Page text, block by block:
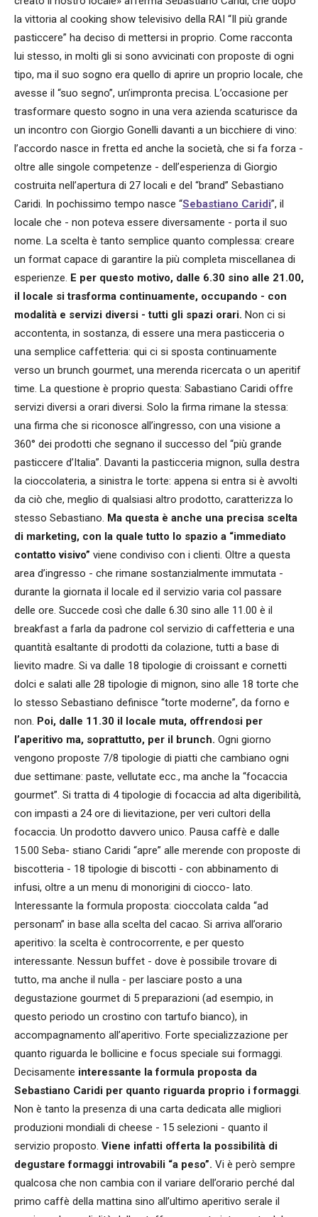
la vittoria al cooking show televisivo della RAI “Il più grande
pasticcere” ha deciso di mettersi in proprio. Come racconta
lui stesso, in molti gli si sono avvicinati con proposte di ogni
tipo, ma il suo sogno era quello di aprire un proprio locale, che
avesse il “suo segno”, un’impronta precisa. L’occasione per
trasformare questo sogno in una vera azienda scaturisce da
un incontro con Giorgio Gonelli davanti a un bicchiere di vino:
l’accordo nasce in fretta ed anche la società, che si fa forza -
oltre alle singole competenze - dell’esperienza di Giorgio
costruita nell’apertura di 27 locali e del “brand” Sebastiano
Caridi. In pochissimo tempo nasce “Sebastiano Caridi”, il
locale che - non poteva essere diversamente - porta il suo
nome. La scelta è tanto semplice quanto complessa: creare
un format capace di garantire la più completa miscellanea di
esperienze. E per questo motivo, dalle 6.30 sino alle 21.00,
il locale si trasforma continuamente, occupando - con
modalità e servizi diversi - tutti gli spazi orari. Non ci si
accontenta, in sostanza, di essere una mera pasticceria o
una semplice caffetteria: qui ci si sposta continuamente
verso un brunch gourmet, una merenda ricercata o un aperitif
time. La questione è proprio questa: Sabastiano Caridi offre
servizi diversi a orari diversi. Solo la firma rimane la stessa:
una firma che si riconosce all’ingresso, con una visione a
360° dei prodotti che segnano il successo del “più grande
pasticcere d’Italia”. Davanti la pasticceria mignon, sulla destra
la cioccolateria, a sinistra le torte: appena si entra si è avvolti
da ciò che, meglio di qualsiasi altro prodotto, caratterizza lo
stesso Sebastiano. Ma questa è anche una precisa scelta
di marketing, con la quale tutto lo spazio a “immediato
contatto visivo” viene condiviso con i clienti. Oltre a questa
area d’ingresso - che rimane sostanzialmente immutata -
durante la giornata il locale ed il servizio varia col passare
delle ore. Succede così che dalle 6.30 sino alle 11.00 è il
breakfast a farla da padrone col servizio di caffetteria e una
quantità esaltante di prodotti da colazione, tutti a base di
lievito madre. Si va dalle 18 tipologie di croissant e cornetti
dolci e salati alle 28 tipologie di mignon, sino alle 18 torte che
lo stesso Sebastiano definisce “torte moderne”, da forno e
non. Poi, dalle 11.30 il locale muta, offrendosi per
l’aperitivo ma, soprattutto, per il brunch. Ogni giorno
vengono proposte 7/8 tipologie di piatti che cambiano ogni
due settimane: paste, vellutate ecc., ma anche la “focaccia
gourmet”. Si tratta di 4 tipologie di focaccia ad alta digeribilità,
con impasti a 24 ore di lievitazione, per veri cultori della
focaccia. Un prodotto davvero unico. Pausa caffè e dalle
15.00 Seba- stiano Caridi “apre” alle merende con proposte di
biscotteria - 18 tipologie di biscotti - con abbinamento di
infusi, oltre a un menu di monorigini di ciocco- lato.
Interessante la formula proposta: cioccolata calda “ad
personam” in base alla scelta del cacao. Si arriva all’orario
aperitivo: la scelta è controcorrente, e per questo
interessante. Nessun buffet - dove è possibile trovare di
tutto, ma anche il nulla - per lasciare posto a una
degustazione gourmet di 5 preparazioni (ad esempio, in
questo periodo un crostino con tartufo bianco), in
accompagnamento all’aperitivo. Forte specializzazione per
quanto riguarda le bollicine e focus speciale sui formaggi.
Decisamente interessante la formula proposta da
Sebastiano Caridi per quanto riguarda proprio i formaggi.
Non è tanto la presenza di una carta dedicata alle migliori
produzioni mondiali di cheese - 15 selezioni - quanto il
servizio proposto. Viene infatti offerta la possibilità di
degustare formaggi introvabili “a peso”. Vi è però sempre
qualcosa che non cambia con il variare dell’orario perché dal
primo caffè della mattina sino all’ultimo aperitivo serale il